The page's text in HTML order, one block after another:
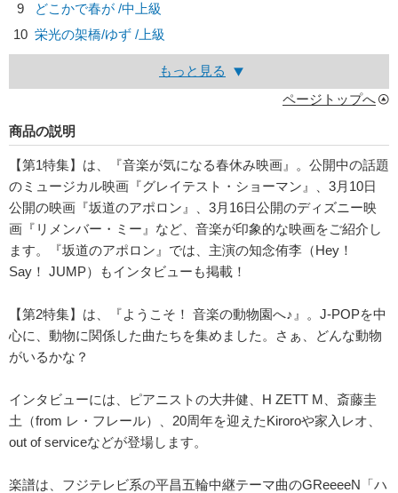
9
どこかで春が /中上級
10 栄光の架橋/ゆず /上級
もっと見る
ページトップへ
商品の説明
【第1特集】は、『音楽が気になる春休み映画』。公開中の話題
のミュージカル映画『グレイテスト・ショーマン』、3月10日
公開の映画『坂道のアポロン』、3月16日公開のディズニー映
画『リメンバー・ミー』など、音楽が印象的な映画をご紹介し
ます。『坂道のアポロン』では、主演の知念侑李（Hey！
Say！ JUMP）もインタビューも掲載！
【第2特集】は、『ようこそ！ 音楽の動物園へ♪』。J-POPを中
心に、動物に関係した曲たちを集めました。さぁ、どんな動物
がいるかな？
インタビューには、ピアニストの大井健、H ZETT M、斎藤圭
土（from レ・フレール）、20周年を迎えたKiroroや家入レオ、
out of serviceなどが登場します。
楽譜は、フジテレビ系の平昌五輪中継テーマ曲のGReeeeN「ハ